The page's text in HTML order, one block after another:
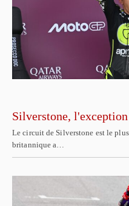
Silverstone,
Le circuit de Silverstone est le
britannique a…